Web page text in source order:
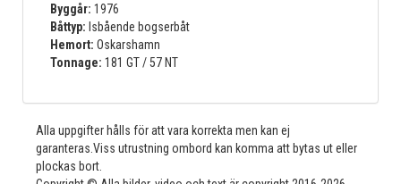
Byggår: 1976
Båttyp: Isbående bogserbåt
Hemort: Oskarshamn
Tonnage: 181 GT / 57 NT
Alla uppgifter hålls för att vara korrekta men kan ej
garanteras.Viss utrustning ombord kan komma att bytas ut eller
plockas bort.